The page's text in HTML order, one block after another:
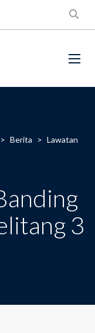
> Berita > Lawatan
3